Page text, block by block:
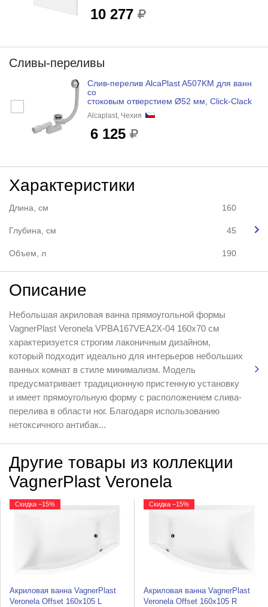
10 277
Сливы-переливы
Слив-перелив AlcaPlast A507KM для ванн
со
стоковым отверстием Ø52 мм, Click-Clack
Alcaplast, Чехия
6 125
Характеристики
Длина, см 160
Глубина, см 45
Объем, л 190
Описание
Небольшая акриловая ванна прямоугольной формы
VagnerPlast Veronela VPBA167VEA2X-04 160x70 см
характеризуется строгим лаконичным дизайном,
который подходит идеально для интерьеров небольших
ванных комнат в стиле минимализм. Модель
предусматривает традиционную пристенную установку
и имеет прямоугольную форму с расположением слива-
перелива в области ног. Благодаря использованию
нетоксичного антибак...
Другие товары из коллекции
VagnerPlast Veronela
Скидка −15%
Акриловая ванна VagnerPlast
Veronela Offset 160x105 L
Скидка −15%
Акриловая ванна VagnerPlast
Veronela Offset 160x105 R